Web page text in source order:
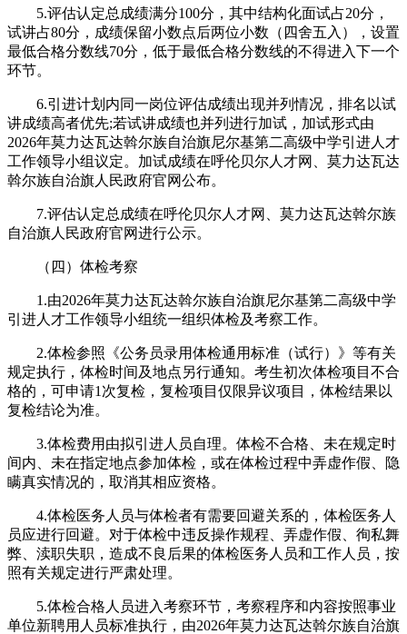
5.评估认定总成绩满分100分，其中结构化面试占20分，
试讲占80分，成绩保留小数点后两位小数（四舍五入），设置
最低合格分数线70分，低于最低合格分数线的不得进入下一个
环节。
6.引进计划内同一岗位评估成绩出现并列情况，排名以试
讲成绩高者优先;若试讲成绩也并列进行加试，加试形式由
2026年莫力达瓦达斡尔族自治旗尼尔基第二高级中学引进人才
工作领导小组议定。加试成绩在呼伦贝尔人才网、莫力达瓦达
斡尔族自治旗人民政府官网公布。
7.评估认定总成绩在呼伦贝尔人才网、莫力达瓦达斡尔族
自治旗人民政府官网进行公示。
（四）体检考察
1.由2026年莫力达瓦达斡尔族自治旗尼尔基第二高级中学
引进人才工作领导小组统一组织体检及考察工作。
2.体检参照《公务员录用体检通用标准（试行）》等有关
规定执行，体检时间及地点另行通知。考生初次体检项目不合
格的，可申请1次复检，复检项目仅限异议项目，体检结果以
复检结论为准。
3.体检费用由拟引进人员自理。体检不合格、未在规定时
间内、未在指定地点参加体检，或在体检过程中弄虚作假、隐
瞒真实情况的，取消其相应资格。
4.体检医务人员与体检者有需要回避关系的，体检医务人
员应进行回避。对于体检中违反操作规程、弄虚作假、徇私舞
弊、渎职失职，造成不良后果的体检医务人员和工作人员，按
照有关规定进行严肃处理。
5.体检合格人员进入考察环节，考察程序和内容按照事业
单位新聘用人员标准执行，由2026年莫力达瓦达斡尔族自治旗